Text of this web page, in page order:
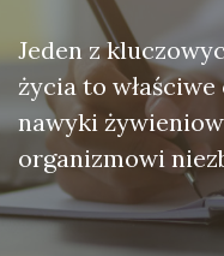
Jeden z
życia to
nawyki
organizmowi